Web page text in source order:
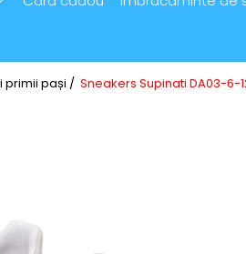
primii pași / Sneakers Supinati DA03-6-